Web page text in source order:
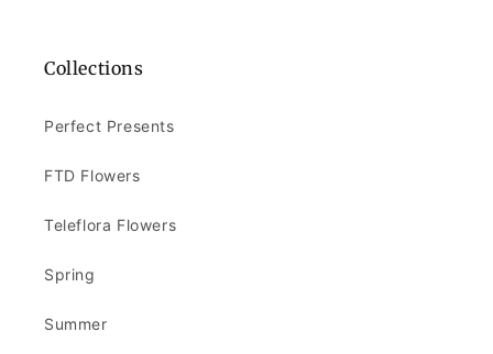
Collections
Perfect Presents
FTD Flowers
Teleflora Flowers
Spring
Summer